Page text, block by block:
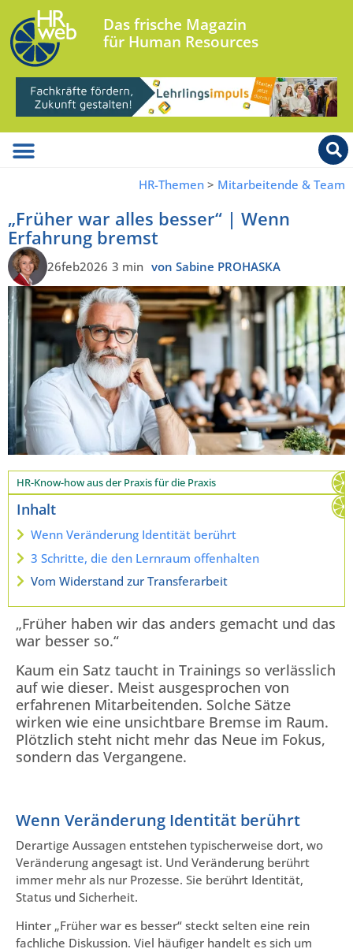
Das frische Magazin
für Human Resources
HR-Themen > Mitarbeitende & Team
„Früher war alles besser“ | Wenn
Erfahrung bremst
26feb2026 3 min von Sabine PROHASKA
HR-Know-how aus der Praxis für die Praxis
Inhalt
Wenn Veränderung Identität berührt
3 Schritte, die den Lernraum offenhalten
Vom Widerstand zur Transferarbeit
„Früher haben wir das anders gemacht und das
war besser so.“
Kaum ein Satz taucht in Trainings so verlässlich
auf wie dieser. Meist ausgesprochen von
erfahrenen Mitarbeitenden. Solche Sätze
wirken wie eine unsichtbare Bremse im Raum.
Plötzlich steht nicht mehr das Neue im Fokus,
sondern das Vergangene.
Wenn Veränderung Identität berührt
Derartige Aussagen entstehen typischerweise dort, wo
Veränderung angesagt ist. Und Veränderung berührt
immer mehr als nur Prozesse. Sie berührt Identität,
Status und Sicherheit.
Hinter „Früher war es besser“ steckt selten eine rein
fachliche Diskussion. Viel häufiger handelt es sich um